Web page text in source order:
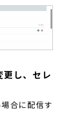
し、セレ
合に配信す